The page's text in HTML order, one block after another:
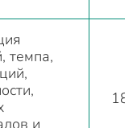
темпа,
и
18